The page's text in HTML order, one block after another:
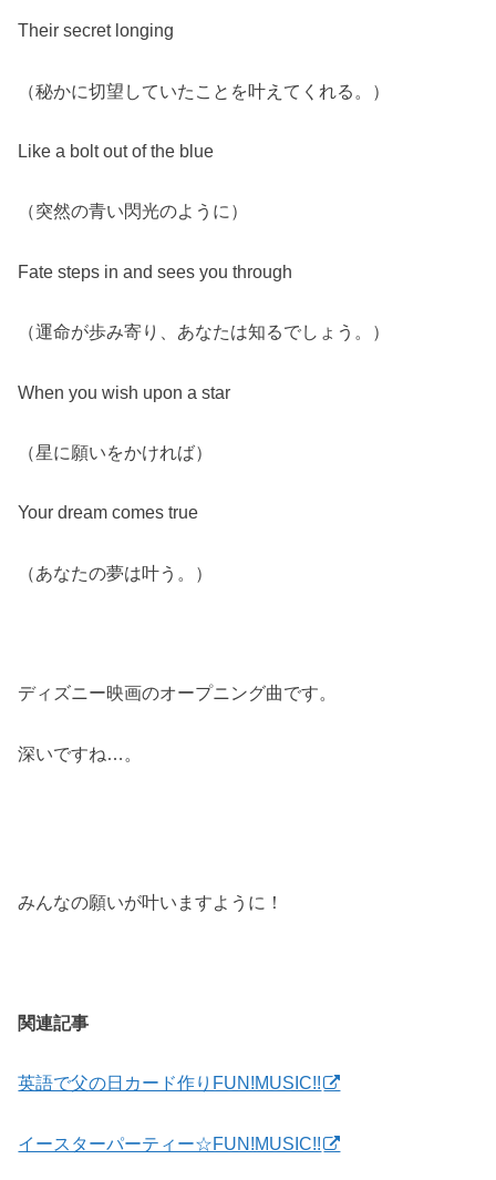
Their secret longing
（秘かに切望していたことを叶えてくれる。）
Like a bolt out of the blue
（突然の青い閃光のように）
Fate steps in and sees you through
（運命が歩み寄り、あなたは知るでしょう。）
When you wish upon a star
（星に願いをかければ）
Your dream comes true
（あなたの夢は叶う。）
ディズニー映画のオープニング曲です。
深いですね…。
みんなの願いが叶いますように！
関連記事
英語で父の日カード作りFUN!MUSIC!!
イースターパーティー☆FUN!MUSIC!!